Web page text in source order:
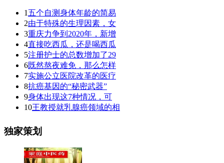
1 五个自测身体年龄的简易
2由于特殊的生理因素，女
3重庆力争到2020年，新增
4直接吃西瓜，还是喝西瓜
5注册护士的总数增加了29
6既然熬夜难免，那么怎样
7实施公立医院改革的医疗
8抗癌基因的“秘密武器”
9身体出现这7种情况，可
10王教授就乳腺癌领域的相
独家策划